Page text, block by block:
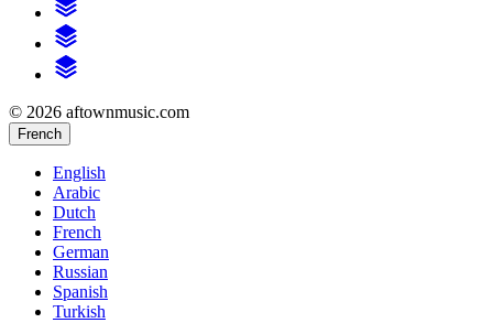
© 2026 aftownmusic.com
French
English
Arabic
Dutch
French
German
Russian
Spanish
Turkish